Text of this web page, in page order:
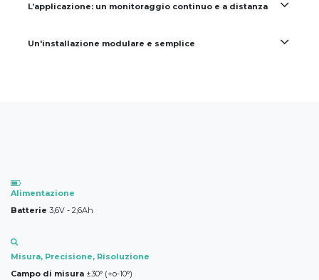
L’applicazione: un monitoraggio continuo e a distanza
Un'installazione modulare e semplice
Alimentazione
Batterie 3,6V - 2,6Ah
Misura, Precisione, Risoluzione
Campo di misura ±30° (+o-10°)